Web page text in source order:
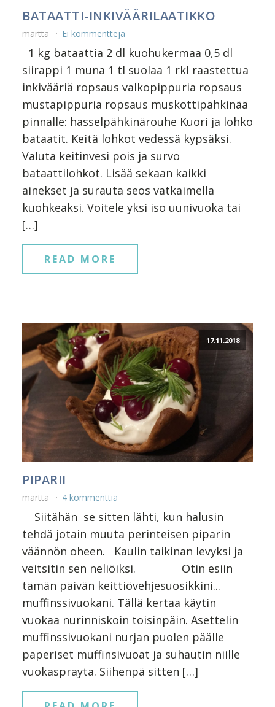
BATAATTI-INKIVÄÄRILAATIKKO
martta Ei kommentteja
1 kg bataattia 2 dl kuohukermaa 0,5 dl
siirappi 1 muna 1 tl suolaa 1 rkl raastettua
inkivääriä ropsaus valkopippuria ropsaus
mustapippuria ropsaus muskottipähkinää
pinnalle: hasselpähkinärouhe Kuori ja lohko
bataatit. Keitä lohkot vedessä kypsäksi.
Valuta keitinvesi pois ja survo
bataattilohkot. Lisää sekaan kaikki
ainekset ja surauta seos vatkaimella
kuohkeaksi. Voitele yksi iso uunivuoka tai
[…]
READ MORE
17.11.2018
PIPARII
martta 4 kommenttia
Siitähän se sitten lähti, kun halusin
tehdä jotain muuta perinteisen piparin
väännön oheen. Kaulin taikinan levyksi ja
veitsitin sen neliöiksi. Otin esiin
tämän päivän keittiövehjesuosikkini...
muffinssivuokani. Tällä kertaa käytin
vuokaa nurinniskoin toisinpäin. Asettelin
muffinssivuokani nurjan puolen päälle
paperiset muffinsivuoat ja suhautin niille
vuokasprayta. Siihenpä sitten […]